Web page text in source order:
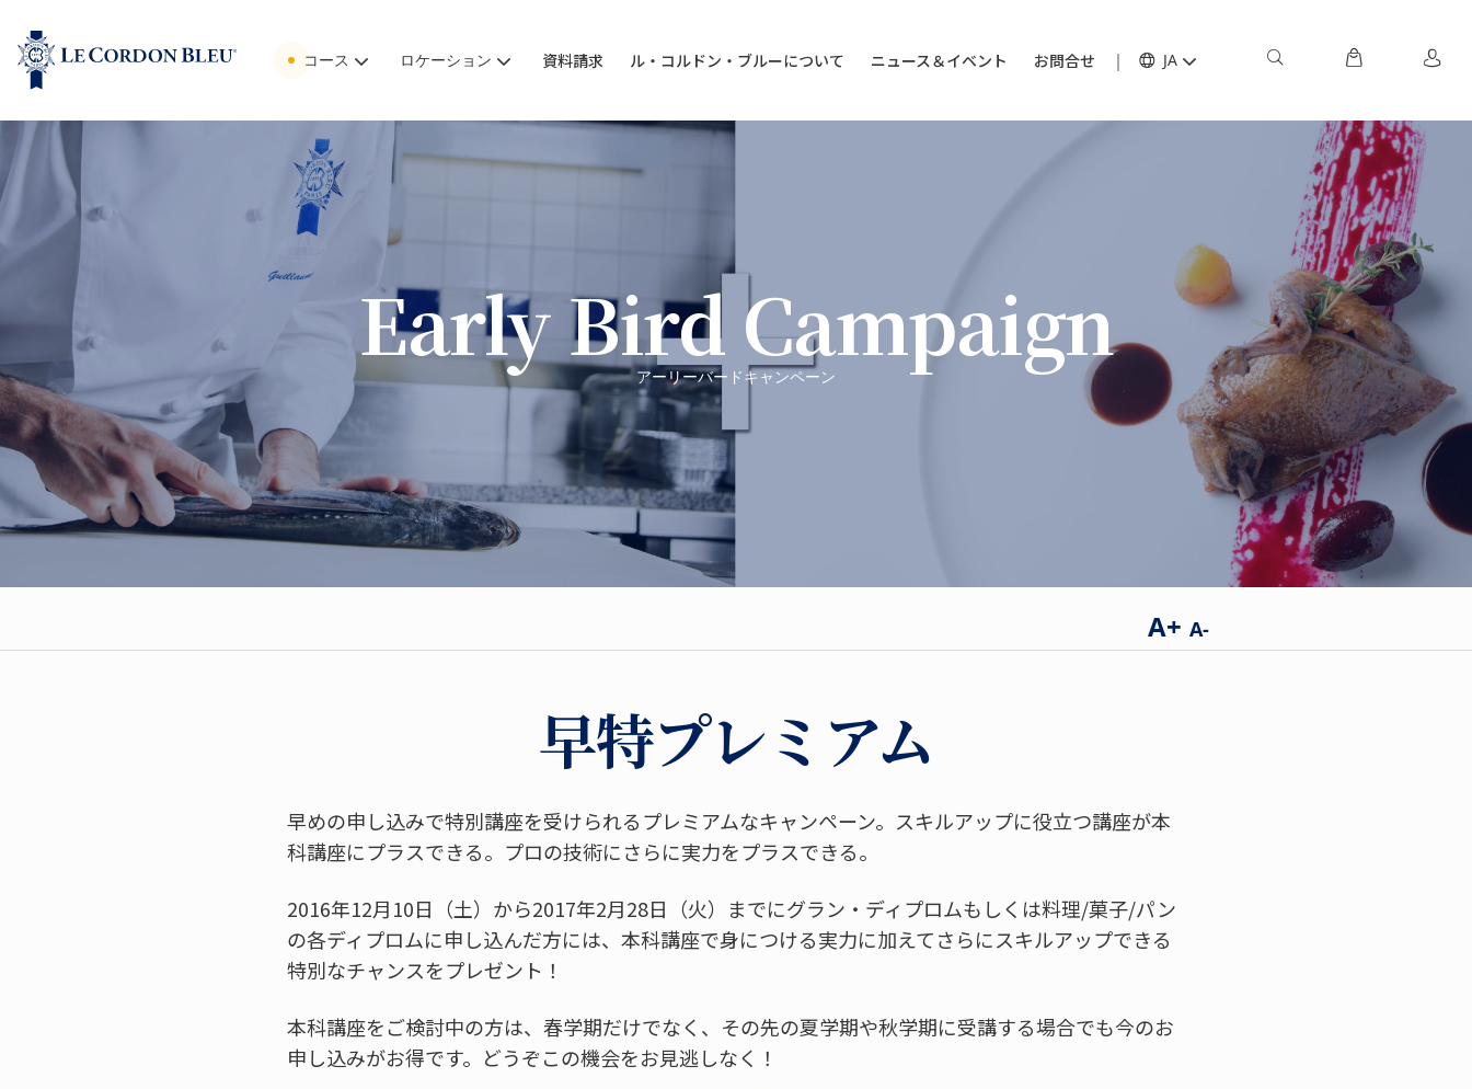
コース ロケーション 資料請求 ル・コルドン・ブルーについて ニュース＆イベント お問合せ JA
Early Bird Campaign
アーリーバードキャンペーン
A+ A-
早特プレミアム
早めの申し込みで特別講座を受けられるプレミアムなキャンペーン。スキルアップに役立つ講座が本
科講座にプラスできる。プロの技術にさらに実力をプラスできる。
2016年12月10日（土）から2017年2月28日（火）までにグラン・ディプロムもしくは料理/菓子/パン
の各ディプロムに申し込んだ方には、本科講座で身につける実力に加えてさらにスキルアップできる
特別なチャンスをプレゼント！
本科講座をご検討中の方は、春学期だけでなく、その先の夏学期や秋学期に受講する場合でも今のお
申し込みがお得です。どうぞこの機会をお見逃しなく！